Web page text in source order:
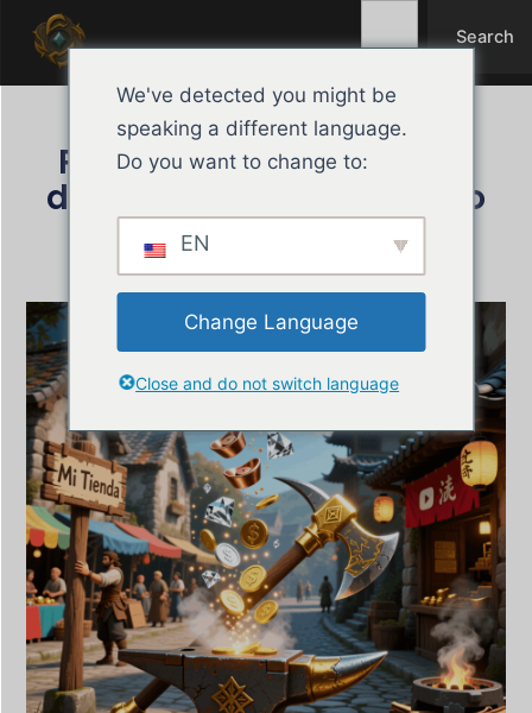
Search
Prueba beta del sistema
de economía en Valguero
novembro 20, 2025 Tharyon
We've detected you might be
speaking a different language.
Do you want to change to:
EN
Change Language
Close and do not switch language